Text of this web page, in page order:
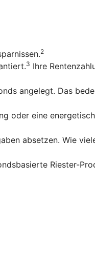
2
3 Ihre
angelegt. Das
oder eine
absetzen. Wie
Riester-